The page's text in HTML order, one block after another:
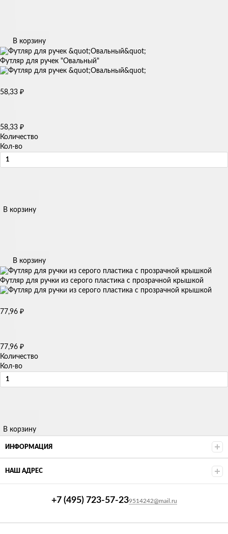
В корзину
Футляр для ручек "Овальный"
58,33 ₽
58,33 ₽
Количество
Кол-во
В корзину
В корзину
Футляр для ручки из серого пластика с прозрачной крышкой
77,96 ₽
77,96 ₽
Количество
Кол-во
В корзину
ИНФОРМАЦИЯ
НАШ АДРЕС
+7 (495) 723-57-239514242@mail.ru